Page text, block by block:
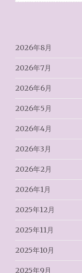
2026年8月
2026年7月
2026年6月
2026年5月
2026年4月
2026年3月
2026年2月
2026年1月
2025年12月
2025年11月
2025年10月
2025年9月